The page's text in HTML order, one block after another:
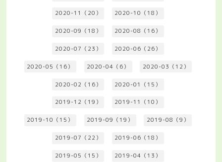
2020-11（20） 2020-10（18）
2020-09（18） 2020-08（16）
2020-07（23） 2020-06（26）
2020-05（16） 2020-04（6） 2020-03（12）
2020-02（16） 2020-01（15）
2019-12（19） 2019-11（10）
2019-10（15） 2019-09（19） 2019-08（9）
2019-07（22） 2019-06（18）
2019-05（15） 2019-04（13）